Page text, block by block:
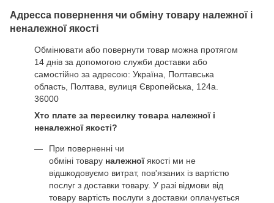
Адресса повернення чи обміну товару належної і
неналежної якості
Обмінювати або повернути товар можна протягом
14 днів за допомогою служби доставки або
самостійно за адресою: Україна, Полтавська
область, Полтава, вулиця Європейська, 124а.
36000
Хто плате за пересилку товара належної і
неналежної якості?
При поверненні чи
обміні товару належноїякості ми не
відшкодовуємо витрат, пов'язаних із вартістю
послуг з доставки товару. У разі відмови від
товару вартість послуги з доставки оплачується